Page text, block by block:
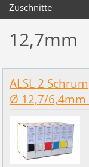
Zuschnitte
12,7mm
ALSL 2
Ø 12,7/6,4mm